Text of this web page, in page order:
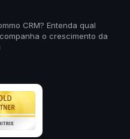
CRM? Entenda qual
o crescimento da